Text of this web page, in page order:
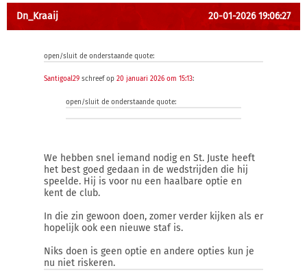
Dn_Kraaij 20-01-2026 19:06:27
open/sluit de onderstaande quote:
Santigoal29 schreef op 20 januari 2026 om 15:13:
open/sluit de onderstaande quote:
We hebben snel iemand nodig en St. Juste heeft
het best goed gedaan in de wedstrijden die hij
speelde. Hij is voor nu een haalbare optie en
kent de club.
In die zin gewoon doen, zomer verder kijken als er
hopelijk ook een nieuwe staf is.
Niks doen is geen optie en andere opties kun je
nu niet riskeren.